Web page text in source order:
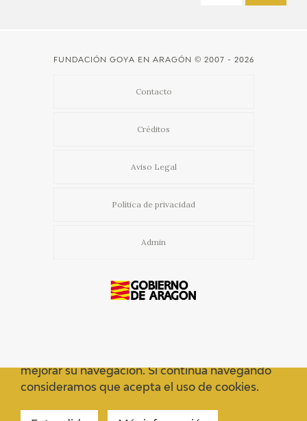
FUNDACIÓN GOYA EN ARAGÓN © 2007 - 2026
Contacto
Créditos
Aviso Legal
Política de privacidad
Admin
mejorar su navegación. Si continua navegando
consideramos que acepta el uso de cookies.